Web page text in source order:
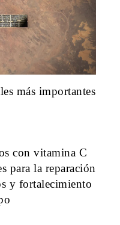
más importantes
con vitamina C
para la reparación
y fortalecimiento